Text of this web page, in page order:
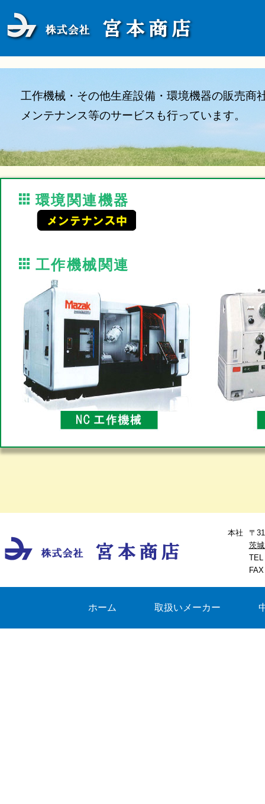
工作機械・その他生産設備・環境機器の販売商
メンテナンス等のサービスも行っています。
環境関連機器
工作機械関連
本社
〒
茨
TEL
ホーム 取扱いメーカー